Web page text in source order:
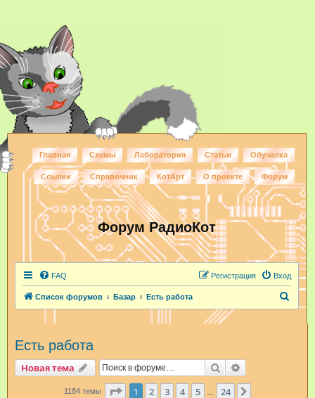
Главная Схемы Лаборатория Статьи Обучалка
Ссылки Справочник КотАрт О проекте Форум
Форум РадиоКот
FAQ Вход
Регистрация
Список форумов Базар Есть работа
Есть работа
Новая тема Поиск
1184 темы Страница из 24
1 2 3 4 5 24